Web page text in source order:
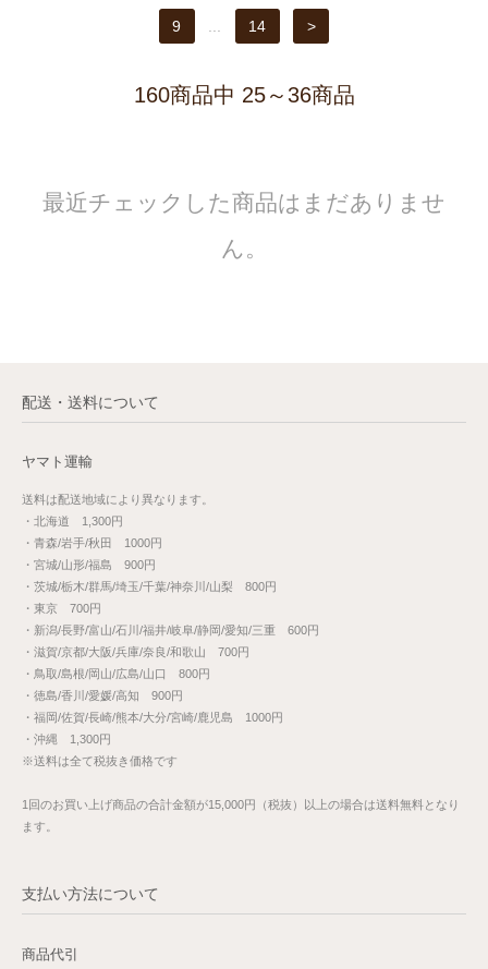
9 14 >
160商品中 25～36商品
最近チェックした商品はまだありませ
ん。
配送・送料について
ヤマト運輸
送料は配送地域により異なります。
・北海道 1,300円
・青森/岩手/秋田 1000円
・宮城/山形/福島 900円
・茨城/栃木/群馬/埼玉/千葉/神奈川/山梨 800円
・東京 700円
・新潟/長野/富山/石川/福井/岐阜/静岡/愛知/三重 600円
・滋賀/京都/大阪/兵庫/奈良/和歌山 700円
・鳥取/島根/岡山/広島/山口 800円
・徳島/香川/愛媛/高知 900円
・福岡/佐賀/長崎/熊本/大分/宮崎/鹿児島 1000円
・沖縄 1,300円
※送料は全て税抜き価格です
1回のお買い上げ商品の合計金額が15,000円（税抜）以上の場合は送料無料となり
ます。
支払い方法について
商品代引